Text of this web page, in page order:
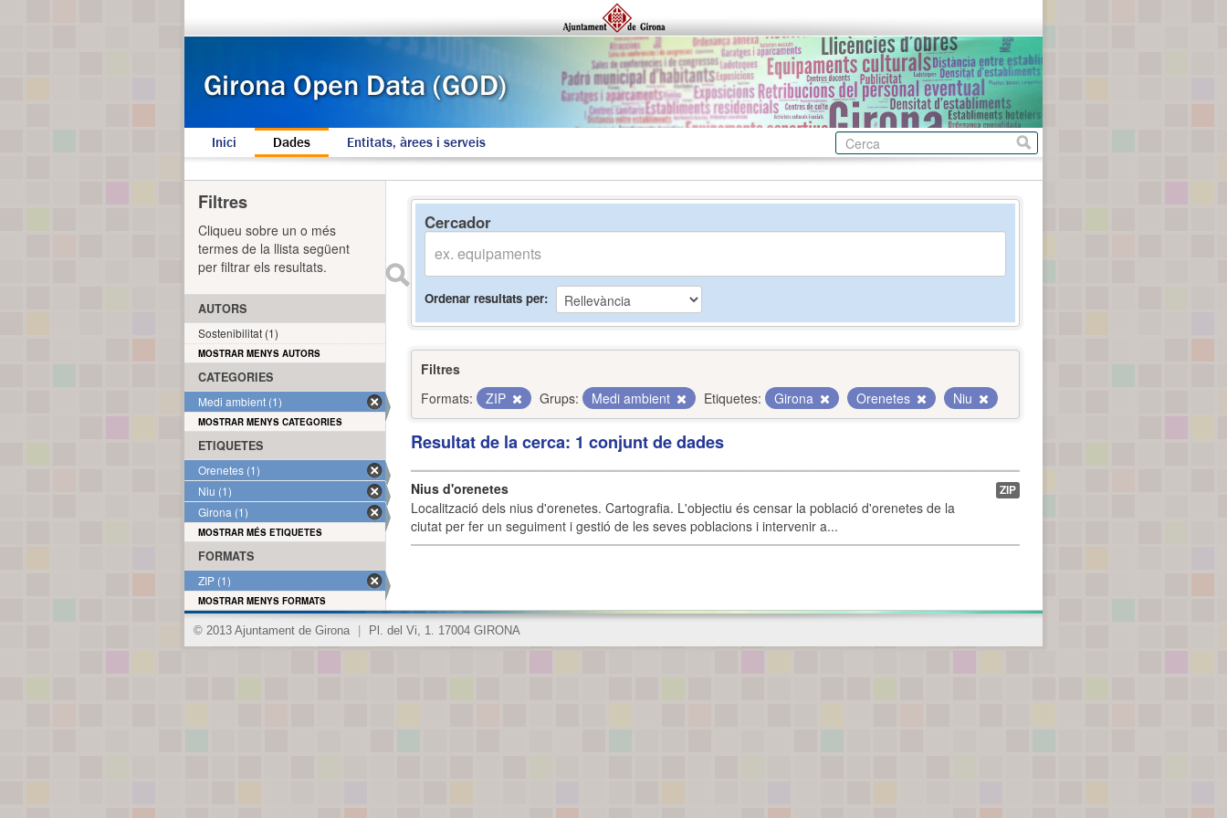
Inici Dades Entitats, àrees i serveis
Cercador
Ordenar resultats per
Filtres
Formats:
ZIP Grups: Medi ambient Etiquetes: Girona Orenetes Niu
Resultat de la cerca: 1 conjunt de dades
Nius d'orenetes
Localització dels nius d'orenetes. Cartografia. L'objectiu és censar la població d'orenetes de la
ciutat per fer un seguiment i gestió de les seves poblacions i intervenir a...
ZIP
Filtres
Cliqueu sobre un o més
termes de la llista següent
per filtrar els resultats.
AUTORS
Sostenibilitat (1)
MOSTRAR MENYS AUTORS
CATEGORIES
Medi ambient (1)
MOSTRAR MENYS CATEGORIES
ETIQUETES
Orenetes (1)
Niu (1)
Girona (1)
MOSTRAR MÉS ETIQUETES
FORMATS
ZIP (1)
MOSTRAR MENYS FORMATS
© 2013 Ajuntament de Girona Pl. del Vi, 1. 17004 GIRONA